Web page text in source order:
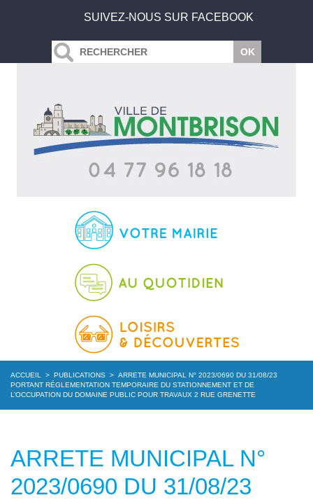
SUIVEZ-NOUS SUR FACEBOOK
ACCUEIL > PUBLICATIONS > ARRETE MUNICIPAL N° 2023/0690 DU 31/08/23
PORTANT RÉGLEMENTATION TEMPORAIRE DU STATIONNEMENT ET DE
L’OCCUPATION DU DOMAINE PUBLIC POUR TRAVAUX 2 RUE GRENETTE
ARRETE MUNICIPAL N°
2023/0690 DU 31/08/23